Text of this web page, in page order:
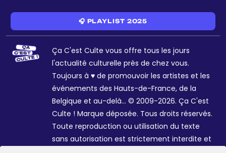
🎧 PLAYLIST 2025
Ça C'est Culte vous offre tous les jours
l'actualité culturelle près de chez vous.
Toujours à ♥ de promouvoir les artistes et les
événements des Hauts-de-France, de la
Belgique et au-delà... © 2009-2026. Ça C'est
Culte ! Marque déposée. Tous droits réservés.
Toute reproduction ou utilisation du texte
sans autorisation est strictement interdite et